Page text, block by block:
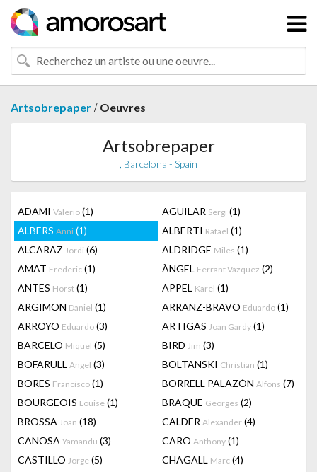
Artsobrepaper / Oeuvres
Artsobrepaper
, Barcelona - Spain
ADAMI Valerio (1) AGUILAR Sergi (1)
ALBERS Anni (1) ALBERTI Rafael (1)
ALCARAZ Jordi (6) ALDRIDGE Miles (1)
AMAT Frederic (1) ÀNGEL Ferrant Vázquez (2)
ANTES Horst (1) APPEL Karel (1)
ARGIMON Daniel (1) ARRANZ-BRAVO Eduardo (1)
ARROYO Eduardo (3) ARTIGAS Joan Gardy (1)
BARCELO Miquel (5) BIRD Jim (3)
BOFARULL Angel (3) BOLTANSKI Christian (1)
BORES Francisco (1) BORRELL PALAZÓN Alfons (7)
BOURGEOIS Louise (1) BRAQUE Georges (2)
BROSSA Joan (18) CALDER Alexander (4)
CANOSA Yamandu (3) CARO Anthony (1)
CASTILLO Jorge (5) CHAGALL Marc (4)